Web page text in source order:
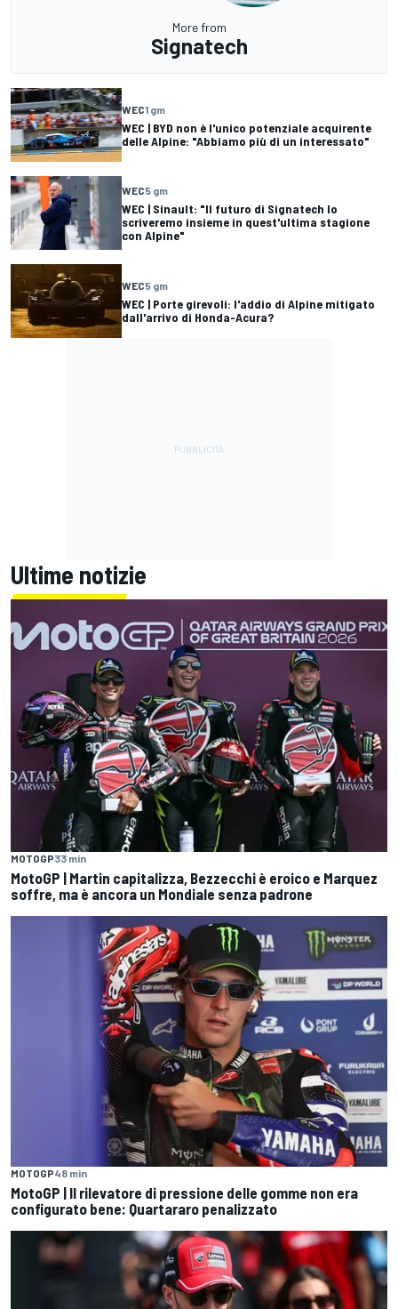
More from
Signatech
WEC1 gm
WEC | BYD non è l'unico potenziale acquirente
delle Alpine: "Abbiamo più di un interessato"
WEC5 gm
WEC | Sinault: "Il futuro di Signatech lo
scriveremo insieme in quest'ultima stagione
con Alpine"
WEC5 gm
WEC | Porte girevoli: l'addio di Alpine mitigato
dall'arrivo di Honda-Acura?
Ultime notizie
MOTOGP33 min
MotoGP | Martin capitalizza, Bezzecchi è eroico e Marquez
soffre, ma è ancora un Mondiale senza padrone
MOTOGP48 min
MotoGP | Il rilevatore di pressione delle gomme non era
configurato bene: Quartararo penalizzato